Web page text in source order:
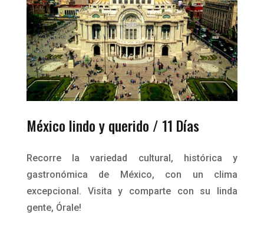
México lindo y querido / 11 Días
Recorre la variedad cultural, histórica y
gastronómica de México, con un clima
excepcional. Visita y comparte con su linda
gente, Órale!